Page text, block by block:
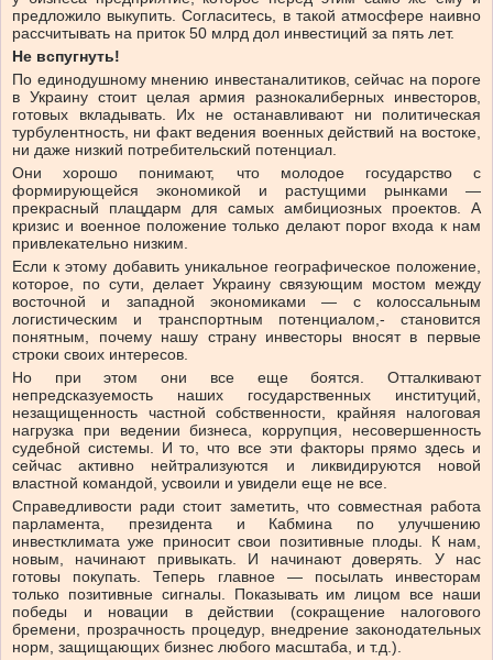
предложило выкупить. Согласитесь, в такой атмосфере наивно
рассчитывать на приток 50 млрд дол инвестиций за пять лет.
Не вспугнуть!
По единодушному мнению инвестаналитиков, сейчас на пороге
в Украину стоит целая армия разнокалиберных инвесторов,
готовых вкладывать. Их не останавливают ни политическая
турбулентность, ни факт ведения военных действий на востоке,
ни даже низкий потребительский потенциал.
Они хорошо понимают, что молодое государство с
формирующейся экономикой и растущими рынками —
прекрасный плацдарм для самых амбициозных проектов. А
кризис и военное положение только делают порог входа к нам
привлекательно низким.
Если к этому добавить уникальное географическое положение,
которое, по сути, делает Украину связующим мостом между
восточной и западной экономиками — с колоссальным
логистическим и транспортным потенциалом,- становится
понятным, почему нашу страну инвесторы вносят в первые
строки своих интересов.
Но при этом они все еще боятся. Отталкивают
непредсказуемость наших государственных институций,
незащищенность частной собственности, крайняя налоговая
нагрузка при ведении бизнеса, коррупция, несовершенность
судебной системы. И то, что все эти факторы прямо здесь и
сейчас активно нейтрализуются и ликвидируются новой
властной командой, усвоили и увидели еще не все.
Справедливости ради стоит заметить, что совместная работа
парламента, президента и Кабмина по улучшению
инвестклимата уже приносит свои позитивные плоды. К нам,
новым, начинают привыкать. И начинают доверять. У нас
готовы покупать. Теперь главное — посылать инвесторам
только позитивные сигналы. Показывать им лицом все наши
победы и новации в действии (сокращение налогового
бремени, прозрачность процедур, внедрение законодательных
норм, защищающих бизнес любого масштаба, и т.д.).